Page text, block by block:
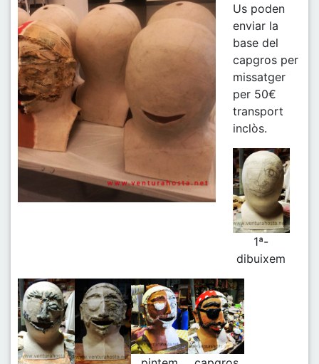
Us poden
enviar la
base del
capgros per
missatger
per 50€
transport
inclòs.
1ª-
dibuixem